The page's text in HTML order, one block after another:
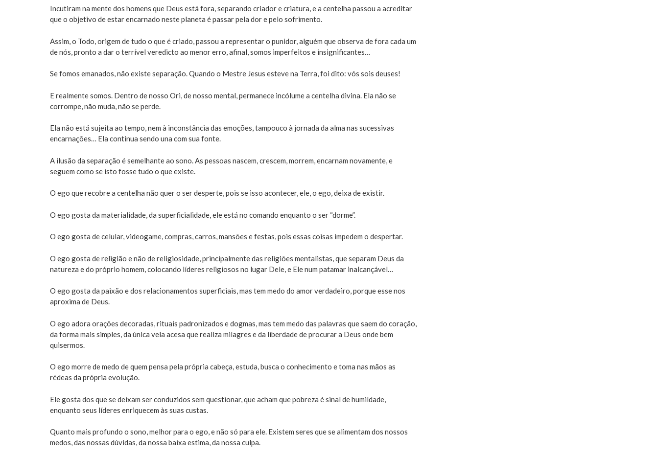
Incutiram na mente dos homens que Deus está fora, separando criador e criatura, e a centelha passou a acreditar
que o objetivo de estar encarnado neste planeta é passar pela dor e pelo sofrimento.
Assim, o Todo, origem de tudo o que é criado, passou a representar o punidor, alguém que observa de fora cada um
de nós, pronto a dar o terrível veredicto ao menor erro, afinal, somos imperfeitos e insignificantes…
Se fomos emanados, não existe separação. Quando o Mestre Jesus esteve na Terra, foi dito: vós sois deuses!
E realmente somos. Dentro de nosso Ori, de nosso mental, permanece incólume a centelha divina. Ela não se
corrompe, não muda, não se perde.
Ela não está sujeita ao tempo, nem à inconstância das emoções, tampouco à jornada da alma nas sucessivas
encarnações… Ela continua sendo una com sua fonte.
A ilusão da separação é semelhante ao sono. As pessoas nascem, crescem, morrem, encarnam novamente, e
seguem como se isto fosse tudo o que existe.
O ego que recobre a centelha não quer o ser desperte, pois se isso acontecer, ele, o ego, deixa de existir.
O ego gosta da materialidade, da superficialidade, ele está no comando enquanto o ser “dorme”.
O ego gosta de celular, videogame, compras, carros, mansões e festas, pois essas coisas impedem o despertar.
O ego gosta de religião e não de religiosidade, principalmente das religiões mentalistas, que separam Deus da
natureza e do próprio homem, colocando líderes religiosos no lugar Dele, e Ele num patamar inalcançável…
O ego gosta da paixão e dos relacionamentos superficiais, mas tem medo do amor verdadeiro, porque esse nos
aproxima de Deus.
O ego adora orações decoradas, rituais padronizados e dogmas, mas tem medo das palavras que saem do coração,
da forma mais simples, da única vela acesa que realiza milagres e da liberdade de procurar a Deus onde bem
quisermos.
O ego morre de medo de quem pensa pela própria cabeça, estuda, busca o conhecimento e toma nas mãos as
rédeas da própria evolução.
Ele gosta dos que se deixam ser conduzidos sem questionar, que acham que pobreza é sinal de humildade,
enquanto seus líderes enriquecem às suas custas.
Quanto mais profundo o sono, melhor para o ego, e não só para ele. Existem seres que se alimentam dos nossos
medos, das nossas dúvidas, da nossa baixa estima, da nossa culpa.